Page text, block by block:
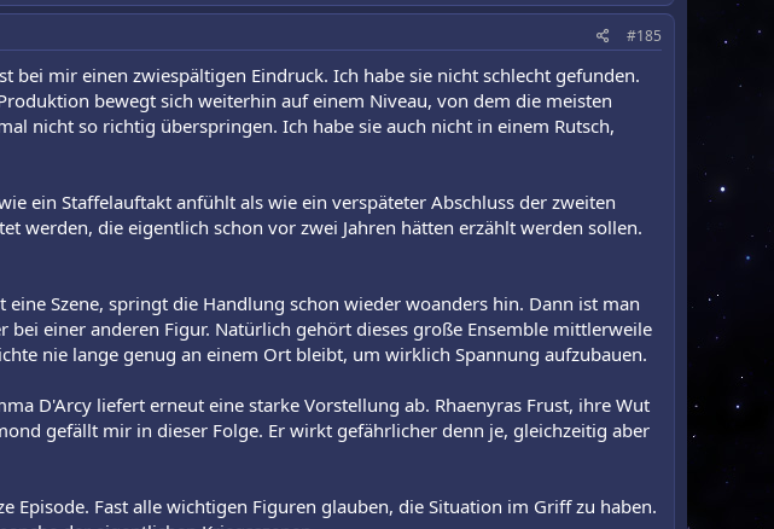
#185
mir einen zwiespältigen Eindruck. Ich habe sie nicht schlecht gefunden.
bewegt sich weiterhin auf einem Niveau, von dem die meisten
nicht so richtig überspringen. Ich habe sie auch nicht in einem Rutsch,
ein Staffelauftakt anfühlt als wie ein verspäteter Abschluss der zweiten
werden, die eigentlich schon vor zwei Jahren hätten erzählt werden sollen.
Szene, springt die Handlung schon wieder woanders hin. Dann ist man
einer anderen Figur. Natürlich gehört dieses große Ensemble mittlerweile
nie lange genug an einem Ort bleibt, um wirklich Spannung aufzubauen.
D'Arcy liefert erneut eine starke Vorstellung ab. Rhaenyras Frust, ihre Wut
gefällt mir in dieser Folge. Er wirkt gefährlicher denn je, gleichzeitig aber
Episode. Fast alle wichtigen Figuren glauben, die Situation im Griff zu haben.